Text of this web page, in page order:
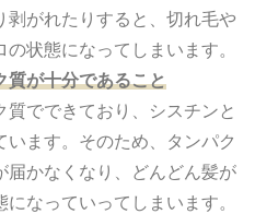
がれたりすると、切れ毛や
状態になってしまいます。
質が十分であること
でできており、シスチンと
ます。そのため、タンパク
届かなくなり、どんどん髪が
なっていってしまいます。